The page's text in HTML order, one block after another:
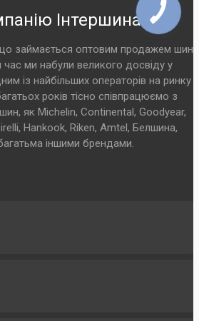
Інтершина
займається оптовим продажем шин
ми набули великого досвіду у
із найбільших операторів на ринку
років тісно співпрацюємо з
як Michelin, Continental, Goodyear,
Hankook, Riken, Amtel, Белшина,
іншими брендами.